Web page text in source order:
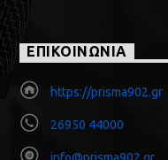
ΕΠΙΚΟΙΝΩΝΙΑ
https://prisma902.gr
26950 44000